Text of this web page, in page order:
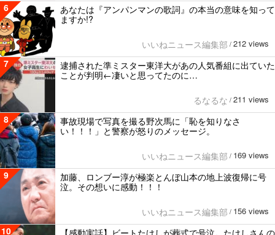
6
あなたは『アンパンマンの歌詞』の本当の意味を知って
ますか!?
いいねニュース編集部 / 212 views
7
逮捕された準ミスター東洋大があの人気番組に出ていた
ことが判明←凄いと思ってたのに…
るなるな / 211 views
8
事故現場で写真を撮る野次馬に「恥を知りなさ
い！！！」と警察が怒りのメッセージ。
いいねニュース編集部 / 169 views
9
加藤、ロンブー淳が極楽とんぼ山本の地上波復帰に号
泣。その想いに感動！！！
いいねニュース編集部 / 156 views
10
【感動実話】ビートたけしが葬式で号泣。たけしさんの